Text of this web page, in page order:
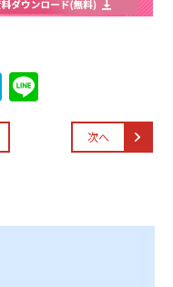
H
at
e 次へ